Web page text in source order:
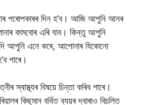
পৰোপকাৰৰ দিন হ’ব। আজি আপুনি আনৰ
কামবোৰ এৰি যাব। কিন্তু আপুনি
আপুনি এনে কৰে, আপোনাৰ যিকোনো
পাৰে।
স্বাস্থ্যৰ বিষয়ে চিন্তা কৰিব পাৰে।
কিছুমান বৰ্ধিত ব্যয়ৰ দ্বাৰাও বিচলিত